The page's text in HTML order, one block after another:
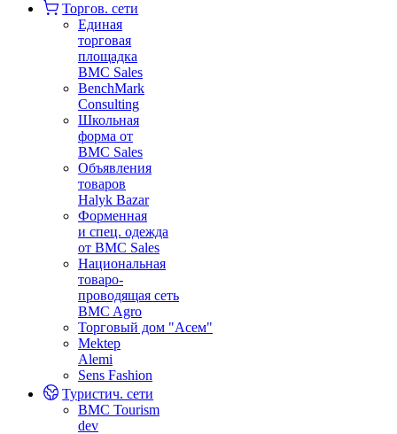
Торгов. сети
Единая
торговая
площадка
BMC Sales
BenchMark
Consulting
Школьная
форма от
BMC Sales
Объявления
товаров
Halyk Bazar
Форменная
и спец. одежда
от BMC Sales
Национальная
товаро-
проводящая сеть
BMC Agro
Торговый дом "Асем"
Mektep
Alemi
Sens Fashion
Туристич. сети
BMC Tourism
dev